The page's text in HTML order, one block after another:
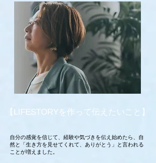
【LIFESTORYを作って伝えたいこと】
自分の感覚を信じて、経験や気づきを伝え始めたら、自
然と「生き方を見せてくれて、ありがとう」と言われる
ことが増えました。